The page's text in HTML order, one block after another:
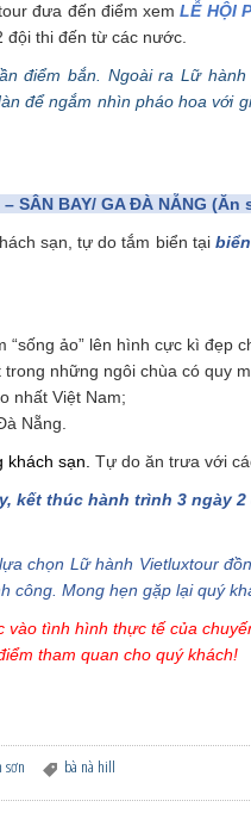
đưa đến điểm xemLỄ HỘI
thi đến từ các nước.
điểm bắn. Ngoài ra Lữ
để ngắm nhìn pháo hoa với
SÂN BAY/ GA ĐÀ NẴNG (Ăn
sạn, tự do tắm biển tại
“sống ảo” lên hình cực kì đẹp
trong những ngôi chùa có quy
nhất Việt Nam;
Nẵng.
sạn. Tự do ăn trưa với
kết thúc hành trình 3 ngày
chọn Lữ hành Vietluxtour
công. Mong hẹn gặp lại quý
tình hình thực tế của
tham quan cho quý khách!
sơn bà nà hill